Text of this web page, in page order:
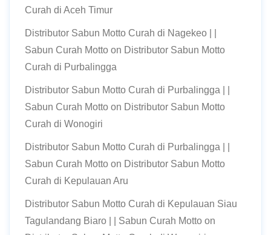
Curah di Aceh Timur
Distributor Sabun Motto Curah di Nagekeo | |
Sabun Curah Motto on Distributor Sabun Motto
Curah di Purbalingga
Distributor Sabun Motto Curah di Purbalingga | |
Sabun Curah Motto on Distributor Sabun Motto
Curah di Wonogiri
Distributor Sabun Motto Curah di Purbalingga | |
Sabun Curah Motto on Distributor Sabun Motto
Curah di Kepulauan Aru
Distributor Sabun Motto Curah di Kepulauan Siau
Tagulandang Biaro | | Sabun Curah Motto on